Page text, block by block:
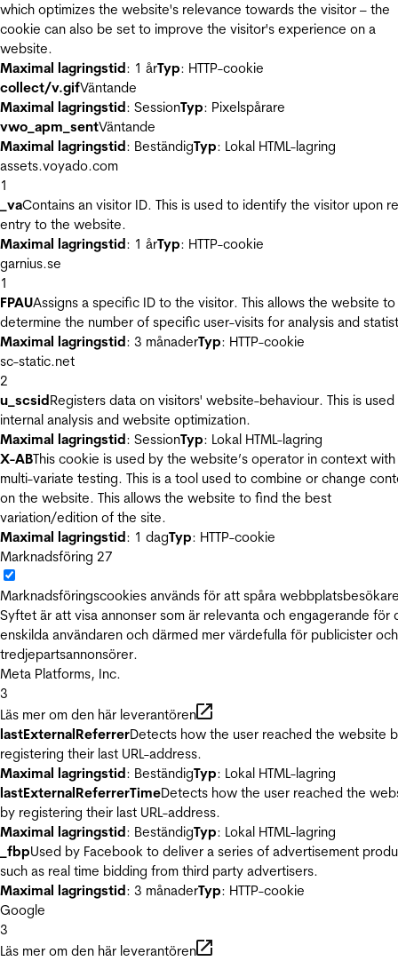
which optimizes the website's relevance towards the visitor – the
cookie can also be set to improve the visitor's experience on a
website.
Maximal lagringstid: 1 årTyp: HTTP-cookie
collect/v.gifVäntande
Maximal lagringstid: SessionTyp: Pixelspårare
vwo_apm_sentVäntande
Maximal lagringstid: BeständigTyp: Lokal HTML-lagring
assets.voyado.com
1
_vaContains an visitor ID. This is used to identify the visitor upon
entry to the website.
Maximal lagringstid: 1 årTyp: HTTP-cookie
garnius.se
1
FPAUAssigns a specific ID to the visitor. This allows the website to
determine the number of specific user-visits for analysis and
Maximal lagringstid: 3 månaderTyp: HTTP-cookie
sc-static.net
2
u_scsidRegisters data on visitors' website-behaviour. This is
internal analysis and website optimization.
Maximal lagringstid: SessionTyp: Lokal HTML-lagring
X-ABThis cookie is used by the website’s operator in context with
multi-variate testing. This is a tool used to combine or change
on the website. This allows the website to find the best
variation/edition of the site.
Maximal lagringstid: 1 dagTyp: HTTP-cookie
Marknadsföring 27
Marknadsföringscookies används för att spåra
Syftet är att visa annonser som är relevanta och engagerande för
enskilda användaren och därmed mer värdefulla för publicister och
tredjepartsannonsörer.
Meta Platforms, Inc.
3
Läs mer om den här leverantören
lastExternalReferrerDetects how the user reached the website
registering their last URL-address.
Maximal lagringstid: BeständigTyp: Lokal HTML-lagring
lastExternalReferrerTimeDetects how the user reached the
by registering their last URL-address.
Maximal lagringstid: BeständigTyp: Lokal HTML-lagring
_fbpUsed by Facebook to deliver a series of advertisement
such as real time bidding from third party advertisers.
Maximal lagringstid: 3 månaderTyp: HTTP-cookie
Google
3
Läs mer om den här leverantören